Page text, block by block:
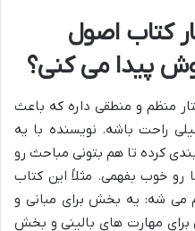
کتاب اصول
پیدا می کنی؟
منظم و منطقی داره که باعث
راحت باشه. نویسنده با یه
کرده تا هم بتونی مباحث رو
رو خوب بفهمی. مثلاً این کتاب
می شه: یه بخش برای مبانی و
برای مهارت های بالینی و بخش